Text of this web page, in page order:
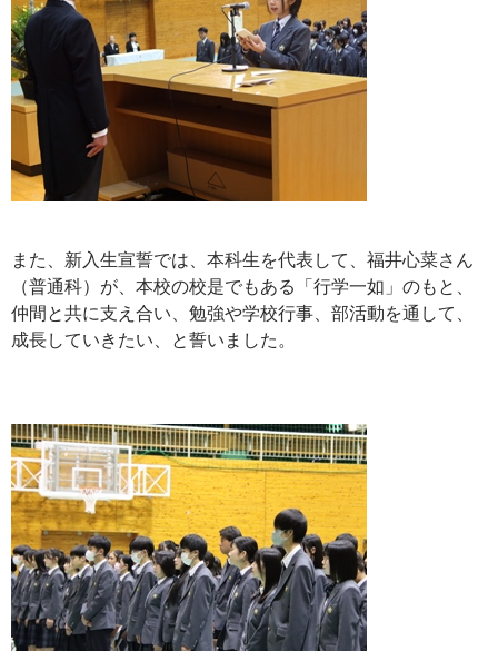
また、新入生宣誓では、本科生を代表して、福井心菜さん
（普通科）が、本校の校是でもある「行学一如」のもと、
仲間と共に支え合い、勉強や学校行事、部活動を通して、
成長していきたい、と誓いました。